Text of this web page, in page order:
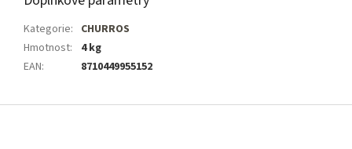
Kategorie: CHURROS
Hmotnost:
4 kg
EAN: 8710449955152
Z